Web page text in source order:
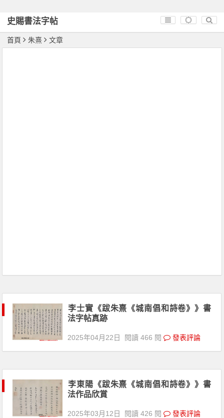
史賜書法字帖
首頁 朱熹 文章
李士實《跋朱熹《城南倡和詩卷》》書
法字帖真跡
2025年04月22日 閱讀 466 閱 發表評論
李東陽《跋朱熹《城南倡和詩卷》》書
法作品欣賞
2025年03月12日 閱讀 426 閱 發表評論